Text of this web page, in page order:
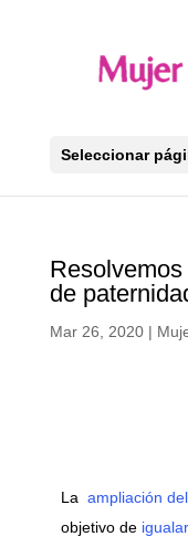
Seleccionar
de
Mar 26, 2020|
La ampliación
objetivo de